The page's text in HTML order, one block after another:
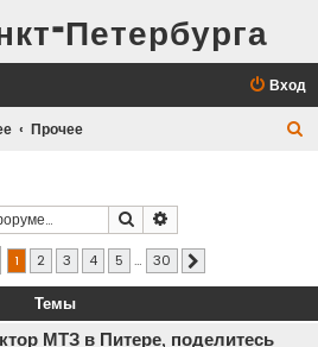
Петербурга
Вход
Прочее
Поиск
1из 30
1 2 3 4 5 … 30
Темы
МТЗ в Питере, поделитесь